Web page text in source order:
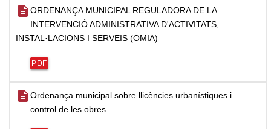
description ORDENANÇA MUNICIPAL REGULADORA DE LA
INTERVENCIÓ ADMINISTRATIVA D'ACTIVITATS,
INSTAL·LACIONS I SERVEIS (OMIA)
PDF
description Ordenança municipal sobre llicències urbanístiques i
control de les obres